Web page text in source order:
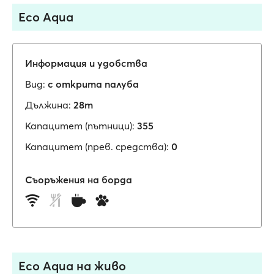
Eco Aqua
Информация и удобства
Вид: с открита палуба
Дължина: 28m
Капацитет (пътници): 355
Капацитет (прев. средства): 0
Съоръжения на борда
Eco Aqua на живо